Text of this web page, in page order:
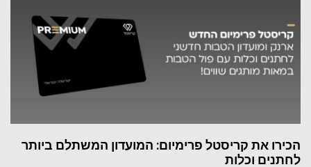
הכירו את קריסטל פרימיום: המועדון המשתלם ביותר
לחתנים וכלות